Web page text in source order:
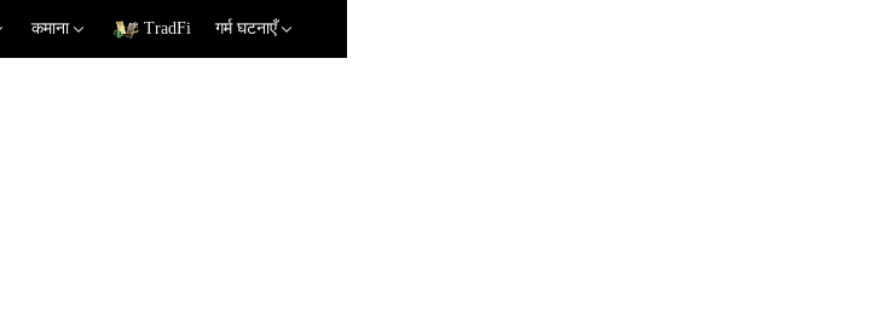
कमाना TradFi गर्म घटनाएँ